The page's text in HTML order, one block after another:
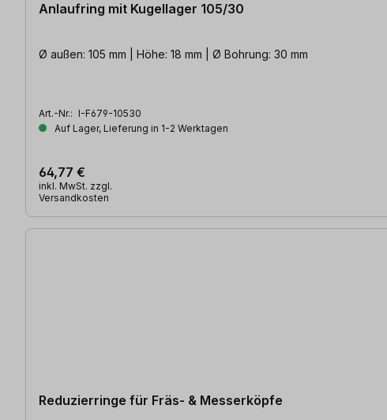
Anlaufring mit Kugellager 105/30
Ø außen: 105 mm | Höhe: 18 mm | Ø Bohrung: 30 mm
Art.-Nr.: I-F679-10530
Auf Lager, Lieferung in 1-2 Werktagen
64,77 €
inkl. MwSt. zzgl.
Versandkosten
Reduzierringe für Fräs- & Messerköpfe